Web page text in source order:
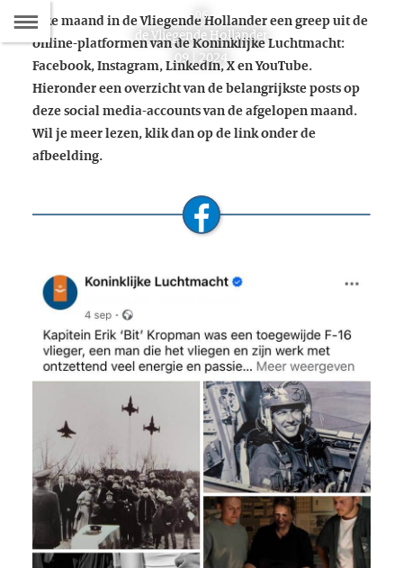
06
Dit
hoort
bij:
de Vliegende Hollander
09 | 2024
Elke maand in de Vliegende Hollander een greep uit de
online-platformen van de Koninklijke Luchtmacht:
Facebook, Instagram, LinkedIn, X enYouTube.
Hieronder een overzicht van de belangrijkste posts op
dezesocial media-accounts van de afgelopen maand.
Wil je meer lezen, klik dan op de link onder de
afbeelding.
Naar
de
Inhoudsopgave